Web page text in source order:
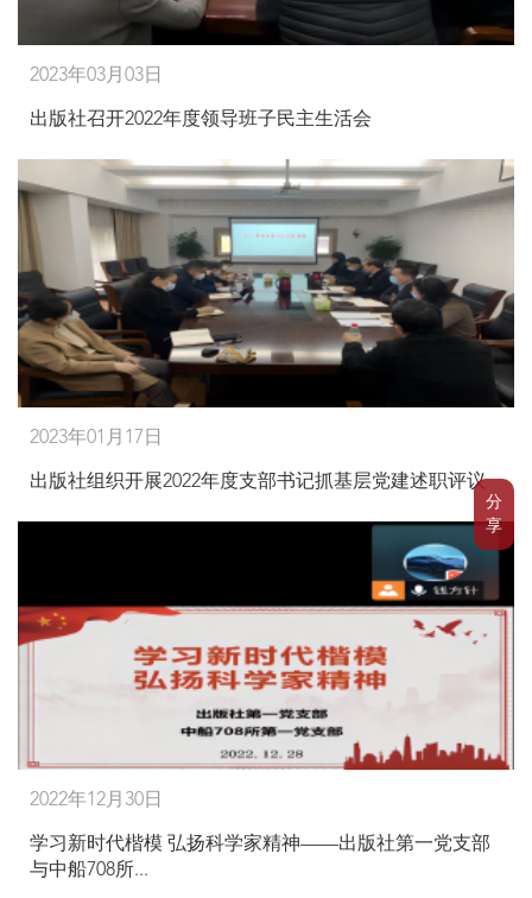
分
享
2023年03月03日
出版社召开2022年度领导班子民主生活会
2023年01月17日
出版社组织开展2022年度支部书记抓基层党建述职评议
2022年12月30日
学习新时代楷模 弘扬科学家精神——出版社第一党支部
与中船708所...